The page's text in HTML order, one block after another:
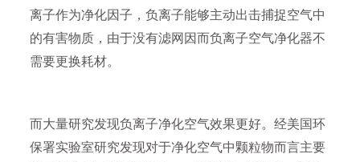
离子作为净化因子，负离子能够主动出击捕捉空气中
的有害物质，由于没有滤网因而负离子空气净化器不
需要更换耗材。
而大量研究发现负离子净化空气效果更好。经美国环
保署实验室研究发现对于净化空气中颗粒物而言主要